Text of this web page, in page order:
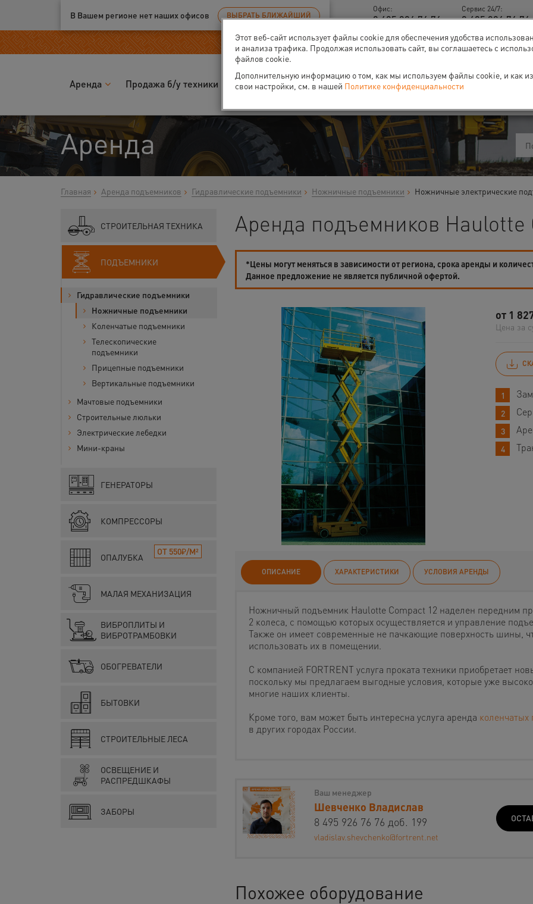
Ваш город:Москва
В Вашем регионе нет наших офисов ВЫБРАТЬ БЛИЖАЙШИЙ
Офис:
8 495 926 76 76
Сервис 24/7:
8 495 926 76 76
Аренда Продажа б/у техники Запчасти О нас События
Аренда
Главная Аренда подъемников Гидравлические подъемники Ножничные подъемники Ножничные электрические
СТРОИТЕЛЬНАЯ ТЕХНИКА
ПОДЪЕМНИКИ
Гидравлические подъемники
Ножничные подъемники
Коленчатые подъемники
Телескопические
подъемники
Прицепные подъемники
Вертикальные подъемники
Мачтовые подъемники
Строительные люльки
Электрические лебедки
Мини-краны
ГЕНЕРАТОРЫ
КОМПРЕССОРЫ
ОПАЛУБКА
ОТ 550₽/М²
МАЛАЯ МЕХАНИЗАЦИЯ
ВИБРОПЛИТЫ И
ВИБРОТРАМБОВКИ
ОБОГРЕВАТЕЛИ
БЫТОВКИ
СТРОИТЕЛЬНЫЕ ЛЕСА
ОСВЕЩЕНИЕ И
РАСПРЕДШКАФЫ
ЗАБОРЫ
Аренда подъемников
*Цены могут меняться в зависимости от региона, срока аренды и
Данное предложение не является публичной офертой.
от 1
Цена за
ОПИСАНИЕ ХАРАКТЕРИСТИКИ УСЛОВИЯ АРЕНДЫ
Ножничный подъемник Haulotte Compact 12 наделен передним
2 колеса, с помощью которых осуществляется и управление
Также он имеет современные не пачкающие поверхность шины,
использовать их в помещении.
С компанией FORTRENT услуга проката техники приобретает
поскольку мы предлагаем выгодные условия, которые уже
многие наших клиенты.
Кроме того, вам может быть интересна услуга аренда
в других городах России.
Ваш менеджер
Шевченко Владислав
8 495 926 76 76 доб. 199
vladislav.shevchenko@fortrent.net
Похожее оборудование
Этот веб-сайт использует файлы cookie для обеспечения удобства
и анализа трафика. Продолжая использовать сайт, вы соглашаетесь с
файлов cookie.
Дополнительную информацию о том, как мы используем файлы cookie, и как
свои настройки, см. в нашей Политике конфиденциальности